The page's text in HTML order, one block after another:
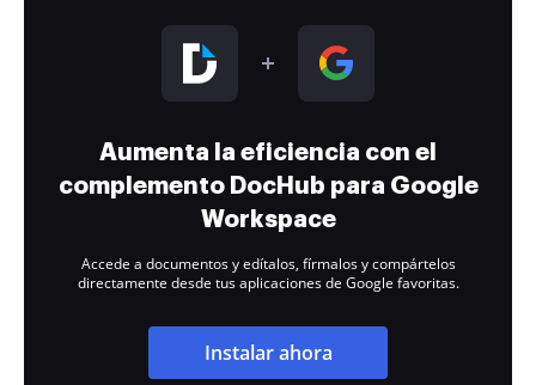
Aumenta la eficiencia con el
complemento DocHub para Google
Workspace
Accede a documentos y edítalos, fírmalos y compártelos
directamente desde tus aplicaciones de Google favoritas.
Instalar ahora